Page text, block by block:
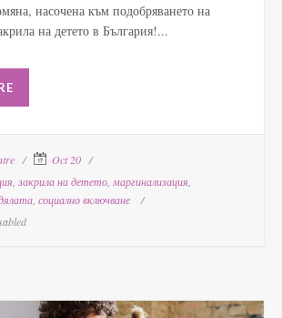
насочена към подобряването на
на детето в България!...
Oct 20
закрила на детето маргинализация
социално включване